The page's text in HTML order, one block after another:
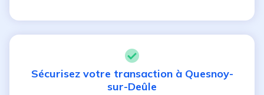
Sécurisez votre transaction à Quesnoy-
sur-Deûle